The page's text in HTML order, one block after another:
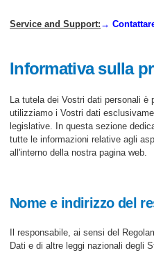
Service and Support: →
Informativa sulla
La tutela dei Vostri dati personali è
utilizziamo i Vostri dati
legislative. In questa sezione
tutte le informazioni relative agli
all'interno della nostra pagina web.
Nome e indirizzo del
Il responsabile, ai sensi del
Dati e di altre leggi nazionali degli